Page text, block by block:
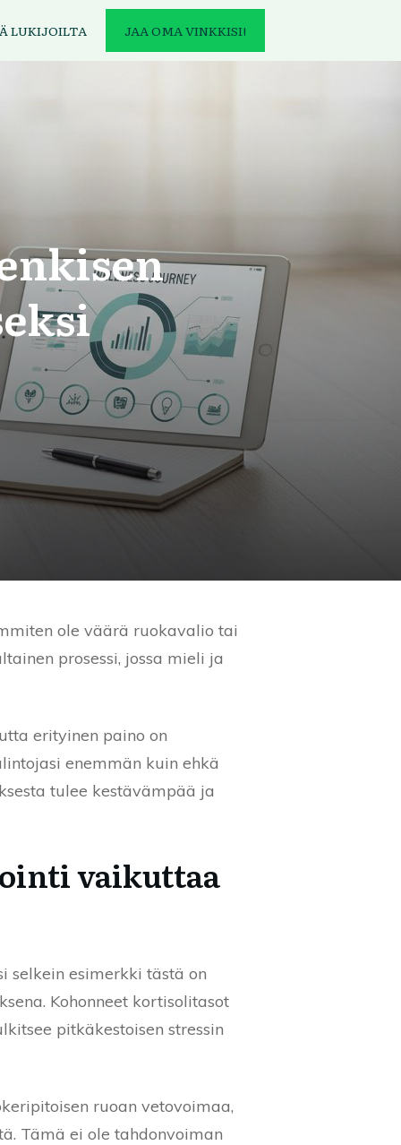
LUKIJOILTA JAA OMA VINKKISI!
ole väärä ruokavalio tai
prosessi, jossa mieli ja
erityinen paino on
enemmän kuin ehkä
tulee kestävämpää ja
vaikuttaa
selkein esimerkki tästä on
Kohonneet kortisolitasot
pitkäkestoisen stressin
ruoan vetovoimaa,
Tämä ei ole tahdonvoiman